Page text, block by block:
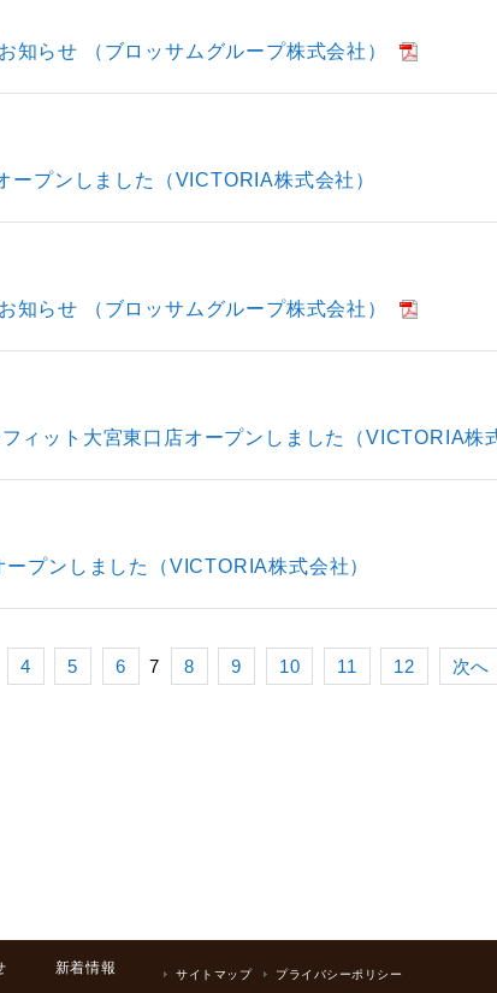
知らせ （ブロッサムグループ株式会社）
プンしました（VICTORIA株式会社）
知らせ （ブロッサムグループ株式会社）
ィット大宮東口店オープンしました（VICTORIA株
プンしました（VICTORIA株式会社）
4 5 6 7 8 9 10 11 12 次へ
新着情報 サイトマップ プライバシーポリシー